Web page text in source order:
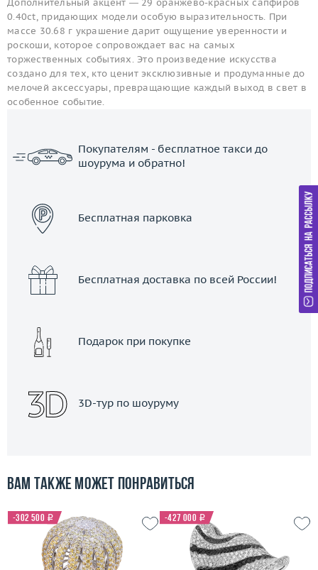
0.40ct, придающих модели особую выразительность. При
массе 30.68 г украшение дарит ощущение уверенности и
роскоши, которое сопровождает вас на самых
торжественных событиях. Это произведение искусства
создано для тех, кто ценит эксклюзивные и продуманные до
мелочей аксессуары, превращающие каждый выход в свет в
особенное событие.
Покупателям - бесплатное такси до
шоурума и обратно!
Бесплатная парковка
Бесплатная доставка по всей России!
Подарок при покупке
3D-тур по шоуруму
Вам также может понравиться
-302 500 i -427 000 i